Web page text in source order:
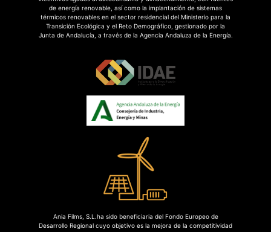
de energía renovable, así como la implantación de sistemas
térmicos renovables en el sector residencial del Ministerio para la
Transición Ecológica y el Reto Demográfico, gestionado por la
Junta de Andalucía, a través de la Agencia Andaluza de la Energía.
Ania Films, S.L.ha sido beneficiaria del Fondo Europeo de
Desarrollo Regional cuyo objetivo es la mejora de la competitividad